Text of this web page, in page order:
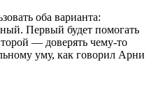
оба варианта:
Первый будет помогать
— доверять чему-то
уму, как говорил Арни